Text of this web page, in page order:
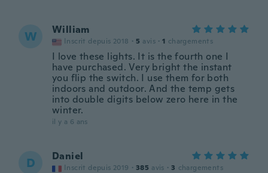
W William
Inscrit depuis 2018 · 5 avis · 1 chargements
I love these lights. It is the fourth one I
have purchased. Very bright the instant
you flip the switch. I use them for both
indoors and outdoor. And the temp gets
into double digits below zero here in the
winter.
il y a 6 ans
D Daniel
Inscrit depuis 2019 · 385 avis · 3 chargements